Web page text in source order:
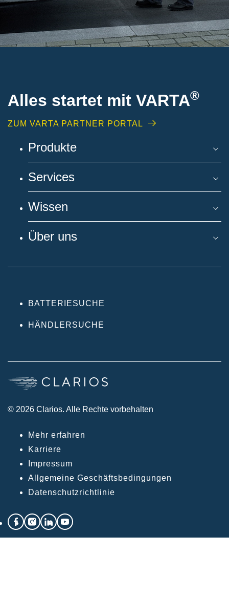
Alles startet mit VARTA®
ZUM VARTA PARTNER PORTAL
Produkte
Services
Wissen
Über uns
BATTERIESUCHE
HÄNDLERSUCHE
© 2026 Clarios. Alle Rechte vorbehalten
Mehr erfahren
Karriere
Impressum
Allgemeine Geschäftsbedingungen
Datenschutzrichtlinie